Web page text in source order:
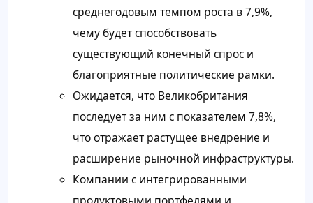
среднегодовым темпом роста в 7,9%,
чему будет способствовать
существующий конечный спрос и
благоприятные политические рамки.
Ожидается, что Великобритания
последует за ним с показателем 7,8%,
что отражает растущее внедрение и
расширение рыночной инфраструктуры.
Компании с интегрированными